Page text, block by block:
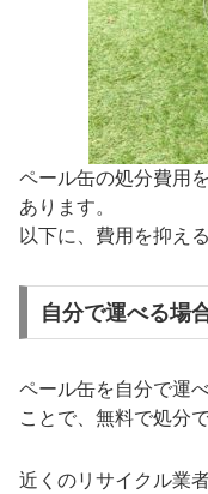
ペール缶の処分費用
あります。
以下に、費用を抑え
自分で運べる場
ペール缶を自分で運
ことで、無料で処分
近くのリサイクル業